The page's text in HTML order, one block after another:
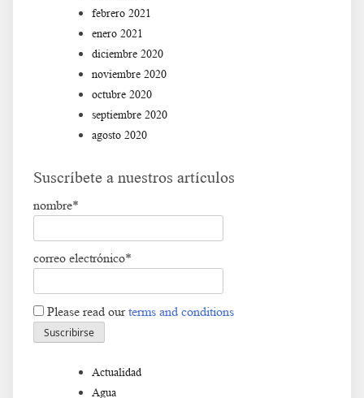
febrero 2021
enero 2021
diciembre 2020
noviembre 2020
octubre 2020
septiembre 2020
agosto 2020
Suscríbete a nuestros artículos
nombre*
correo electrónico*
Please read ourterms and conditions
Actualidad
Agua